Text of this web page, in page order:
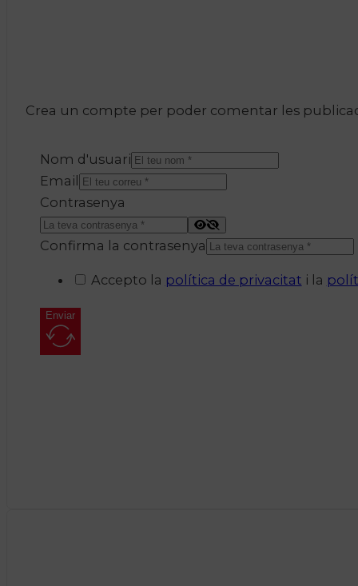
Crea un compte per poder comentar les
Nom d'usuari
Email
Contrasenya
Confirma la contrasenya
Accepto la política de privacitat i la
Enviar